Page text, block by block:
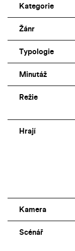
Kategorie
Žánr
Typologie
Minutáž
Režie
Hrají
Kamera
Scénář